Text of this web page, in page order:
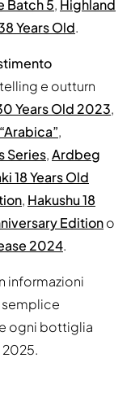
Batch 5, Highland
Years Old.
e outturn
Years Old 2023,
,
Series,Ardbeg
18 Years Old
, Hakushu 18
Editiono
2024.
informazioni
semplice
ogni bottiglia
2025.